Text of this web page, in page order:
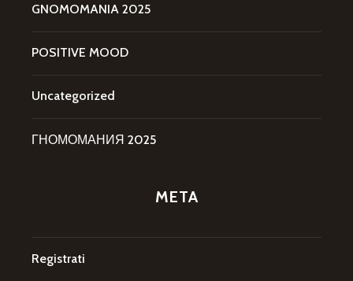
GNOMOMANIA 2025
POSITIVE MOOD
Uncategorized
ГНОМОМАНИЯ 2025
META
Registrati